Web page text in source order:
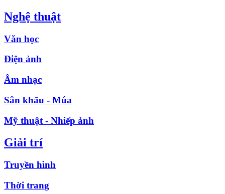
Nghệ thuật
Văn học
Điện ảnh
Âm nhạc
Sân khấu - Múa
Mỹ thuật - Nhiếp ảnh
Giải trí
Truyền hình
Thời trang